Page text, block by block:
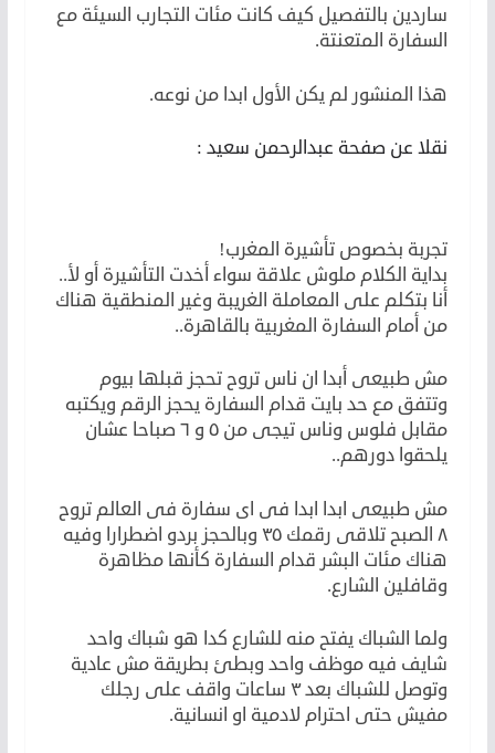
ساردين بالتفصيل كيف كانت مئات التجارب السيئة مع
السفارة المتعنتة.
هذا المنشور لم يكن الأول ابدا من نوعه.
نقلا عن صفحة عبدالرحمن سعيد :
تجربة بخصوص تأشيرة المغرب!
بداية الكلام ملوش علاقة سواء أخدت التأشيرة أو لأ..
أنا بتكلم على المعاملة الغريبة وغير المنطقية هناك
من أمام السفارة المغربية بالقاهرة..
مش طبيعى أبدا ان ناس تروح تحجز قبلها بيوم
وتتفق مع حد بايت قدام السفارة يحجز الرقم ويكتبه
مقابل فلوس وناس تيجى من ٥ و ٦ صباحا عشان
يلحقوا دورهم..
مش طبيعى ابدا ابدا فى اى سفارة فى العالم تروح
٨ الصبح تلاقى رقمك ٣٥ وبالحجز بردو اضطرارا وفيه
هناك مئات البشر قدام السفارة كأنها مظاهرة
وقافلين الشارع.
ولما الشباك يفتح منه للشارع كدا هو شباك واحد
شايف فيه موظف واحد وبطئ بطريقة مش عادية
وتوصل للشباك بعد ٣ ساعات واقف على رجلك
مفيش حتى احترام لادمية او انسانية.